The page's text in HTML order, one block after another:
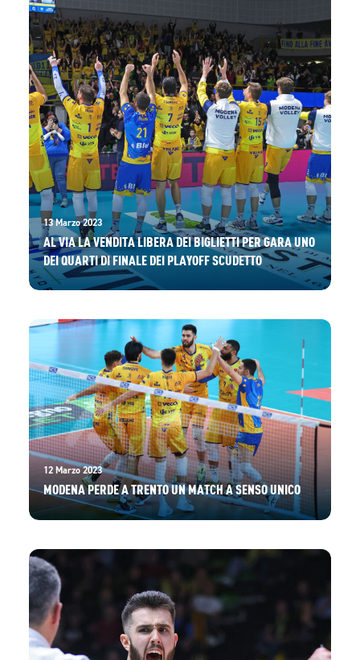
13 Marzo 2023
AL VIA LA VENDITA LIBERA DEI BIGLIETTI PER GARA UNO
DEI QUARTI DI FINALE DEI PLAYOFF SCUDETTO
12 Marzo 2023
MODENA PERDE A TRENTO UN MATCH A SENSO UNICO